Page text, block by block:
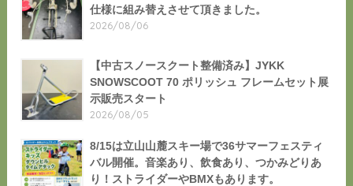
仕様に組み替えさせて頂きました。
2026/08/06
【中古スノースクート整備済み】JYKK
SNOWSCOOT 70 ポリッシュ フレームセット展
示販売スタート
2026/08/05
8/15は立山山麓スキー場で36サマーフェスティ
バル開催。音楽あり、飲食あり、つかみどりあ
り！ストライダーやBMXもあります。